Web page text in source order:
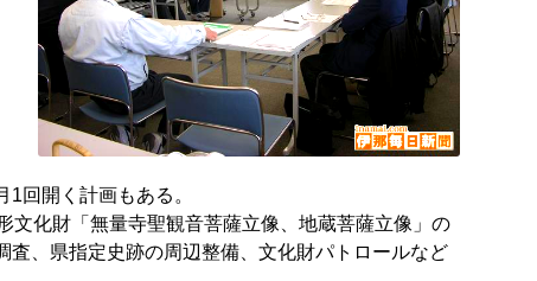
回開く計画もある。
化財「無量寺聖観音菩薩立像、地蔵菩薩立像」の
、県指定史跡の周辺整備、文化財パトロールなど